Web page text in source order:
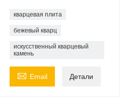
кварцевая плита
бежевый кварц
искусственный кварцевый
камень
 Email Детали